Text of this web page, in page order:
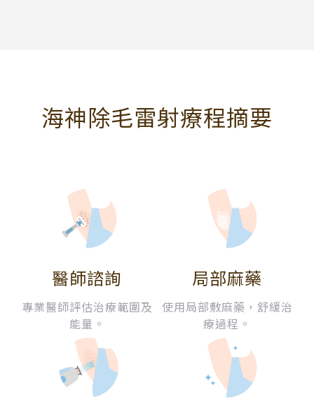
海神除毛雷射療程摘要
醫師諮詢
專業醫師評估治療範圍及
能量。
局部麻藥
使用局部敷麻藥，舒緩治
療過程。